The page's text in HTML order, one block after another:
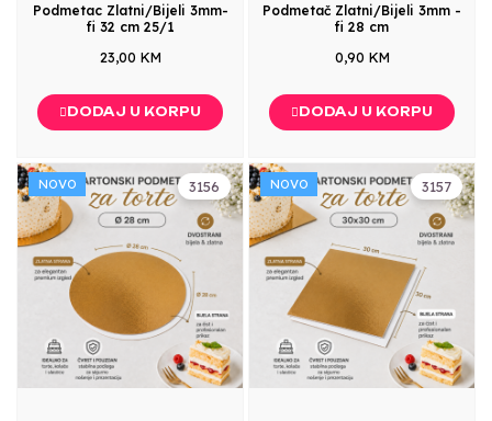
Podmetac Zlatni/Bijeli 3mm-
fi 32 cm 25/1
23,00 KM
DODAJ U KORPU
Podmetač Zlatni/Bijeli 3mm -
fi 28 cm
0,90 KM
DODAJ U KORPU
3156
NOVO 3157
NOVO